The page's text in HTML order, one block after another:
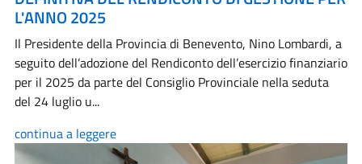
L'ANNO 2025
Il Presidente della Provincia di Benevento, Nino Lombardi, a
seguito dell’adozione del Rendiconto dell’esercizio finanziario
per il 2025 da parte del Consiglio Provinciale nella seduta
del 24 luglio u...
continua a leggere